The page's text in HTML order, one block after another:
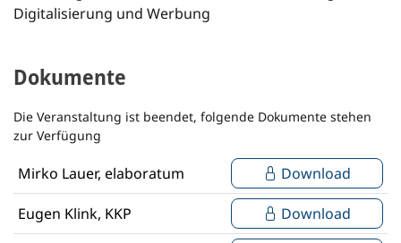
Digitalisierung und Werbung
Dokumente
Die Veranstaltung ist beendet, folgende Dokumente stehen
zur Verfügung
Mirko Lauer, elaboratum Download
Eugen Klink, KKP Download